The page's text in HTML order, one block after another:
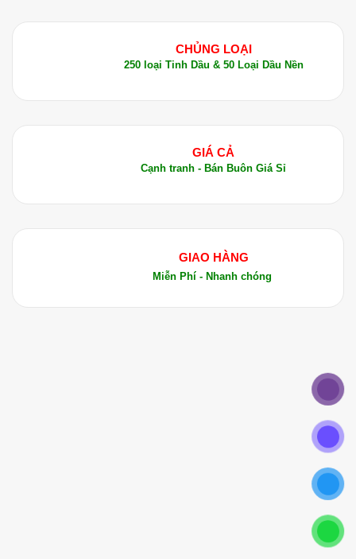
CHỦNG LOẠI
250 loại Tinh Dầu & 50 Loại Dầu Nền
GIÁ CẢ
Cạnh tranh - Bán Buôn Giá Sỉ
GIAO HÀNG
Miễn Phí - Nhanh chóng